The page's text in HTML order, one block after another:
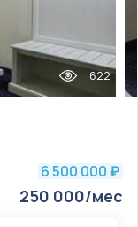
622
6 500 000 ₽
250 000/мес